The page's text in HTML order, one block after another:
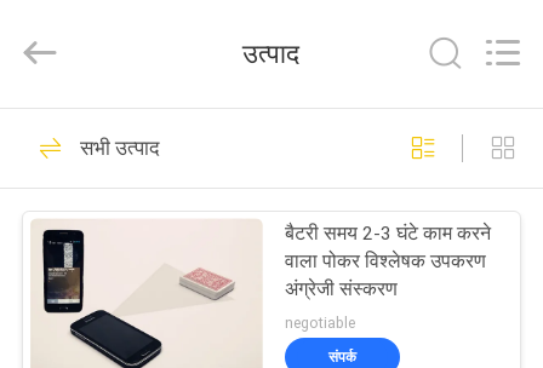
उत्पाद
हमारे
Cheat
Center.
Reserved.
चिह्नित कार्ड बजाना
34
उत्पाद
सभी उत्पाद
बैटरी समय 2-3 घंटे काम करने
वाला पोकर विश्लेषक उपकरण
अंग्रेजी संस्करण
negotiable
संपर्क